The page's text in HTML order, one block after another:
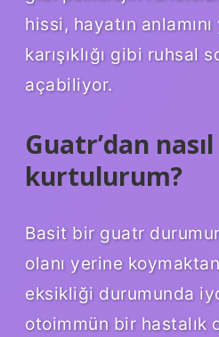
hissi, hayatın
karışıklığı gibi ruhsal
açabiliyor.
Guatr’dan nasıl
kurtulurum?
Basit bir guatr
olanı yerine
eksikliği durumunda
otoimmün bir hastalık